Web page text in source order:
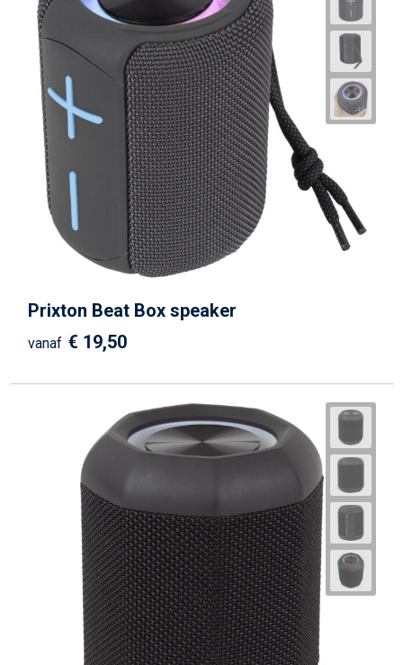
Prixton Beat Box speaker
vanaf € 19,50